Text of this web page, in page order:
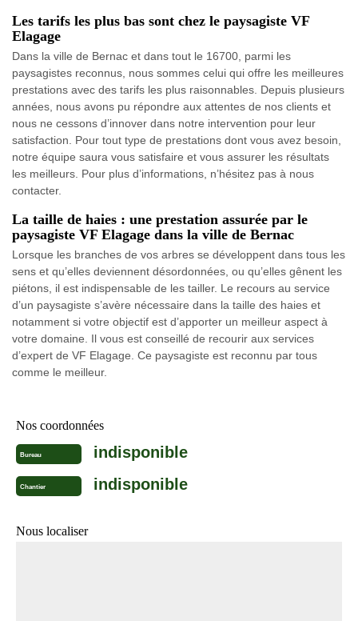
Les tarifs les plus bas sont chez le paysagiste VF
Elagage
Dans la ville de Bernac et dans tout le 16700, parmi les
paysagistes reconnus, nous sommes celui qui offre les meilleures
prestations avec des tarifs les plus raisonnables. Depuis plusieurs
années, nous avons pu répondre aux attentes de nos clients et
nous ne cessons d’innover dans notre intervention pour leur
satisfaction. Pour tout type de prestations dont vous avez besoin,
notre équipe saura vous satisfaire et vous assurer les résultats
les meilleurs. Pour plus d’informations, n’hésitez pas à nous
contacter.
La taille de haies : une prestation assurée par le
paysagiste VF Elagage dans la ville de Bernac
Lorsque les branches de vos arbres se développent dans tous les
sens et qu’elles deviennent désordonnées, ou qu’elles gênent les
piétons, il est indispensable de les tailler. Le recours au service
d’un paysagiste s’avère nécessaire dans la taille des haies et
notamment si votre objectif est d’apporter un meilleur aspect à
votre domaine. Il vous est conseillé de recourir aux services
d’expert de VF Elagage. Ce paysagiste est reconnu par tous
comme le meilleur.
Nos coordonnées
Bureau indisponible
Chantier indisponible
Nous localiser